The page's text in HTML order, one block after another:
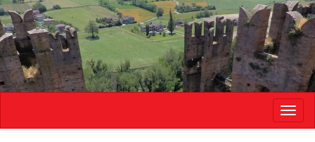
Salta
al
contenuto
principale